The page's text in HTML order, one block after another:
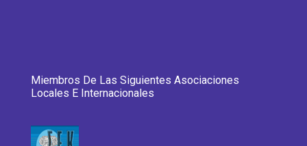
Miembros De Las Siguientes Asociaciones
Locales E Internacionales